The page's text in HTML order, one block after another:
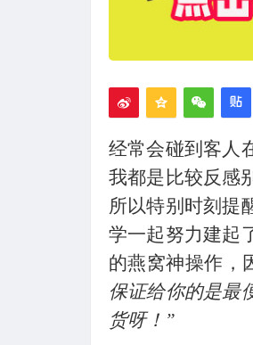
经常会碰到客人
我都是比较反感
所以特别时刻提
学一起努力建起
的燕窝神操作，
保证给你的是最
货呀！”